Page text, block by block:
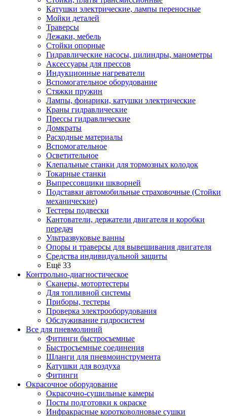
Катушки электрические, лампы переносные
Мойки деталей
Траверсы
Лежаки, мебель
Стойки опорные
Гидравлические насосы, цилиндры, манометры
Аксессуары для прессов
Индукционные нагреватели
Вспомогательное оборудование
Стяжки пружин
Лампы, фонарики, катушки электрические
Краны гидравлические
Прессы гидравлические
Домкраты
Расходные материалы
Вспомогательное
Осветительное
Клепальные станки для тормозных колодок
Токарные станки
Выпрессовщики шкворней
Подставки автомобильные страховочные (Стойки
механические)
Тестеры подвески
Кантователи, держатели двигателя и коробки
передач
Ультразвуковые ванны
Опоры и траверсы для вывешивания двигателя
Средства индивидуальной защиты
Ещё 33
Контрольно-диагностическое
Сканеры, мотортестеры
Для топливной системы
Приборы, тестеры
Проверка электрооборудования
Обслуживание гидросистем
Все для пневмолиний
Фитинги быстросъемные
Быстросъемные соединения
Шланги для пневмоинструмента
Катушки для воздуха
Фитинги
Окрасочное оборудование
Окрасочно-сушильные камеры
Посты подготовки к окраске
Инфракрасные коротковолновые сушки